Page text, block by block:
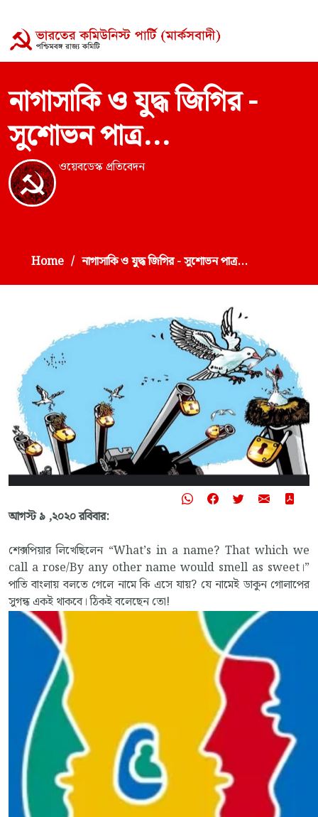
নাগাসাকি ও যুদ্ধ জিগির -
সুশোভন পাত্র...
ওয়েবডেস্ক প্রতিবেদন
Home নাগাসাকি ও যুদ্ধ জিগির - সুশোভন পাত্র...
আগস্ট ৯ ,২০২০ রবিবার:
শেক্সপিয়ার লিখেছিলেন “What’s in a name? That which we
call a rose/By any other name would smell as sweet।”
পাতি বাংলায় বলতে গেলে নামে কি এসে যায়? যে নামেই ডাকুন গোলাপের
সুগন্ধ একই থাকবে। ঠিকই বলেছেন তো!